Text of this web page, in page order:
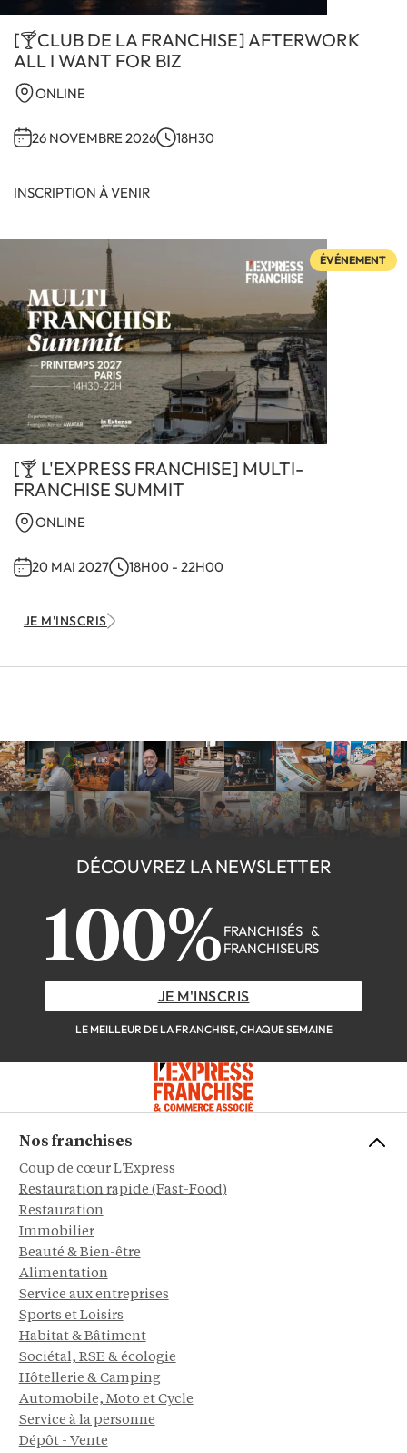
[🍸CLUB DE LA FRANCHISE] AFTERWORK
ALL I WANT FOR BIZ
ONLINE
26 NOVEMBRE 2026 18H30
INSCRIPTION À VENIR
ÉVÉNEMENT
[🍸 L'EXPRESS FRANCHISE] MULTI-
FRANCHISE SUMMIT
ONLINE
20 MAI 2027 18H00 -22H00
JE M'INSCRIS
DÉCOUVREZ LA NEWSLETTER
100% FRANCHISÉS &
FRANCHISEURS
JE M'INSCRIS
LE MEILLEUR DE LA FRANCHISE, CHAQUE SEMAINE
Nos franchises
Coup de cœur L'Express
Restauration rapide (Fast-Food)
Restauration
Immobilier
Beauté & Bien-être
Alimentation
Service aux entreprises
Sports et Loisirs
Habitat & Bâtiment
Sociétal, RSE & écologie
Hôtellerie & Camping
Automobile, Moto et Cycle
Service à la personne
Dépôt - Vente